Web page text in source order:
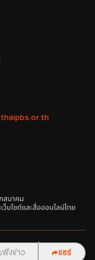
ฟังข่าว แชร์
ฟังข่าว แชร์
าธารณะแห่ง